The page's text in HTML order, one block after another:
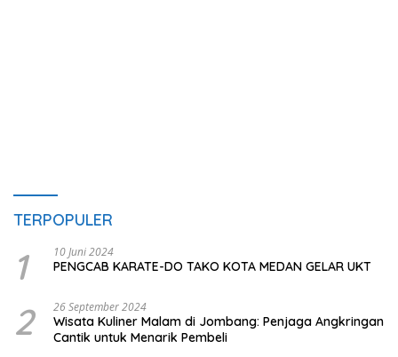
TERPOPULER
1 10 Juni 2024
PENGCAB KARATE-DO TAKO KOTA MEDAN GELAR UKT
2 26 September 2024
Wisata Kuliner Malam di Jombang: Penjaga Angkringan
Cantik untuk Menarik Pembeli